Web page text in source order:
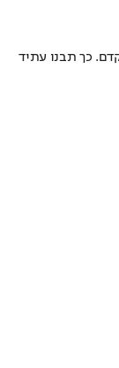
כך תבנו עתיד